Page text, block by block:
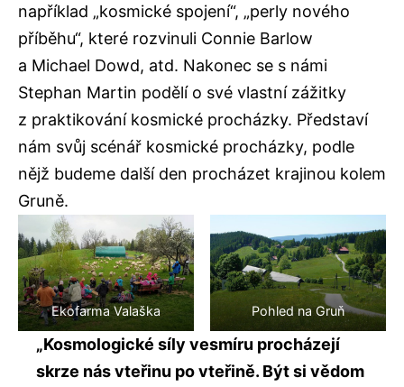
například „kosmické spojení“, „perly nového
příběhu“, které rozvinuli Connie Barlow
a Michael Dowd, atd. Nakonec se s námi
Stephan Martin podělí o své vlastní zážitky
z praktikování kosmické procházky. Představí
nám svůj scénář kosmické procházky, podle
nějž budeme další den procházet krajinou kolem
Gruně.
Ekofarma Valaška Pohled na Gruň
„Kosmologické síly vesmíru procházejí
skrze nás vteřinu po vteřině. Být si vědom